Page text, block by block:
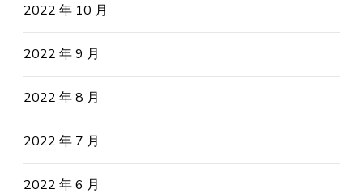
2022 年 10 月
2022 年 9 月
2022 年 8 月
2022 年 7 月
2022 年 6 月